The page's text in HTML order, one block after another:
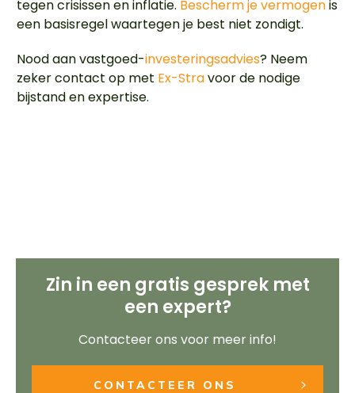
tegen crisissen en inflatie. Bescherm je vermogenis
een basisregel waartegen je best niet zondigt.
Nood aan vastgoed-investeringsadvies? Neem
zeker contact op met Ex-Stravoor de nodige
bijstand en expertise.
Zin in een gratis gesprek met
een expert?
Contacteer ons voor meer info!
CONTACTEER ONS